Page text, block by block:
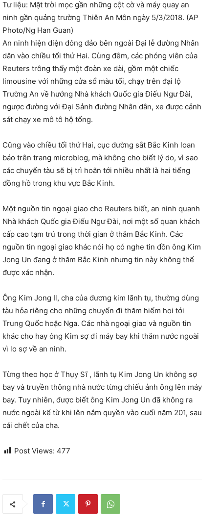
Tư liệu: Mặt trời mọc gần những cột cờ và máy quay an
ninh gần quảng trường Thiên An Môn ngày 5/3/2018. (AP
Photo/Ng Han Guan)
An ninh hiện diện đông đảo bên ngoài Đại lễ đường Nhân
dân vào chiều tối thứ Hai. Cùng đêm, các phóng viên của
Reuters trông thấy một đoàn xe dài, gồm một chiếc
limousine với những cửa sổ màu tối, chạy trên đại lộ
Trường An về hướng Nhà khách Quốc gia Điếu Ngư Đài,
ngược đường với Đại Sảnh đường Nhân dân, xe được cảnh
sát chạy xe mô tô hộ tống.
Cũng vào chiều tối thứ Hai, cục đường sắt Bắc Kinh loan
báo trên trang microblog, mà không cho biết lý do, vì sao
các chuyến tàu sẽ bị trì hoãn tới nhiều nhất là hai tiếng
đồng hồ trong khu vực Bắc Kinh.
Một nguồn tin ngoại giao cho Reuters biết, an ninh quanh
Nhà khách Quốc gia Điếu Ngư Đài, nơi một số quan khách
cấp cao tạm trú trong thời gian ở thăm Bắc Kinh. Các
nguồn tin ngoại giao khác nói họ có nghe tin đồn ông Kim
Jong Un đang ở thăm Bắc Kinh nhưng tin này không thể
được xác nhận.
Ông Kim Jong Il, cha của đương kim lãnh tụ, thường dùng
tàu hỏa riêng cho những chuyến đi thăm hiếm hoi tới
Trung Quốc hoặc Nga. Các nhà ngoại giao và nguồn tin
khác cho hay ông Kim sợ đi máy bay khi thăm nước ngoài
vì lo sợ về an ninh.
Từng theo học ở Thụy Sĩ , lãnh tụ Kim Jong Un không sợ
bay và truyền thông nhà nước từng chiếu ảnh ông lên máy
bay. Tuy nhiên, được biết ông Kim Jong Un đã không ra
nước ngoài kể từ khi lên nắm quyền vào cuối năm 201, sau
cái chết của cha.
Post Views: 477